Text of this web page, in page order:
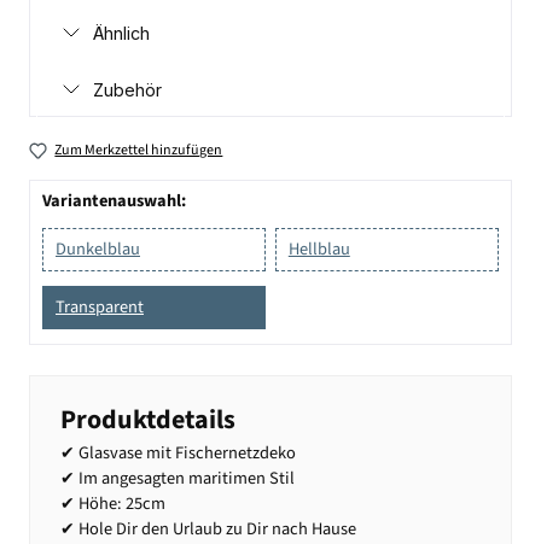
Ähnlich
Zubehör
Zum Merkzettel hinzufügen
Variantenauswahl:
Dunkelblau
Hellblau
Transparent
Produktdetails
✔ Glasvase mit Fischernetzdeko
✔ Im angesagten maritimen Stil
✔ Höhe: 25cm
✔ Hole Dir den Urlaub zu Dir nach Hause